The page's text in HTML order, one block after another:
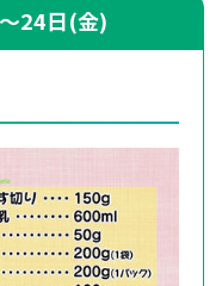
24日(金)